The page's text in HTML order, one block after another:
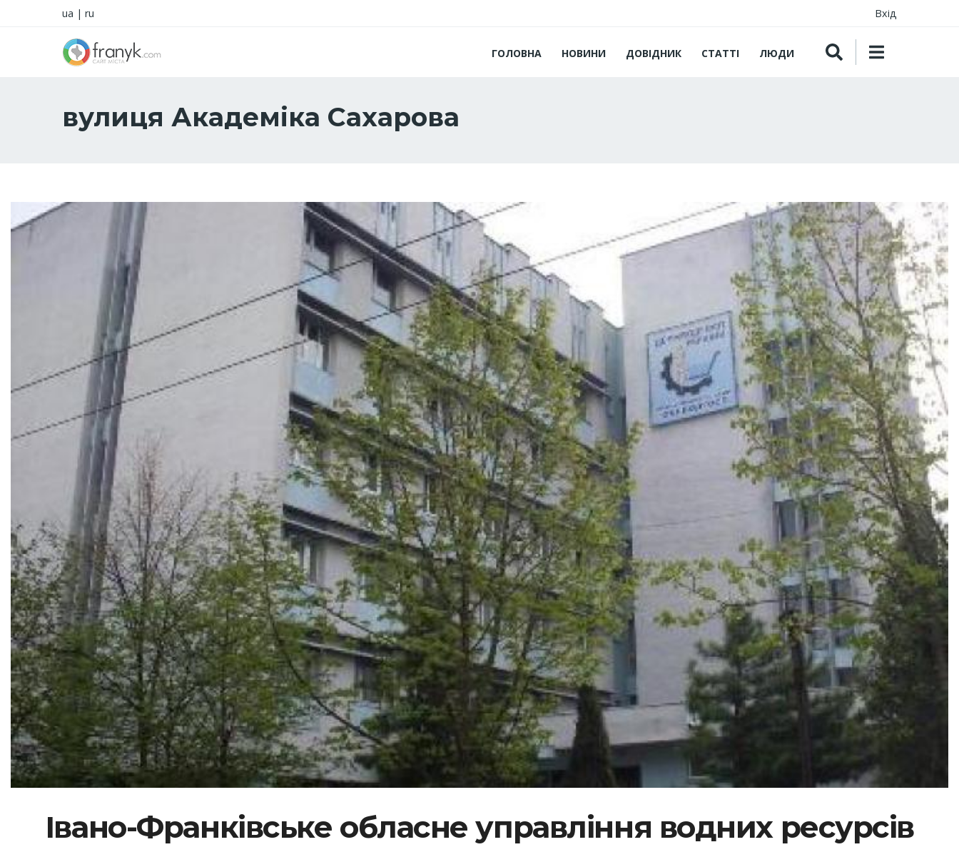
ua | ru Вхід
ГОЛОВНА НОВИНИ ДОВІДНИК СТАТТІ ЛЮДИ
вулиця Академіка Сахарова
Івано-Франківське обласне управління водних ресурсів